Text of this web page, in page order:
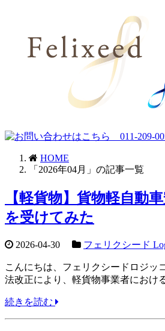
HOME
「2026年04月」の記事一覧
【軽貨物】貨物軽自動
を受けてみた
2026-04-30 フェリクシード
こんにちは、フェリクシードロジッ
法改正により、軽貨物事業者におけ
続きを読む